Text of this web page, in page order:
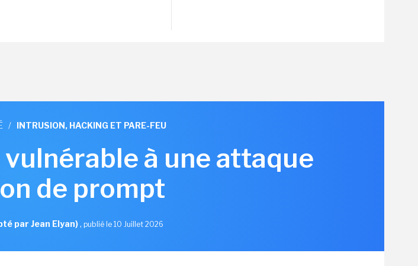
/ INTRUSION, HACKING ET PARE-FEU
à une attaque
de prompt
par Jean Elyan), publié le 10 Juillet 2026